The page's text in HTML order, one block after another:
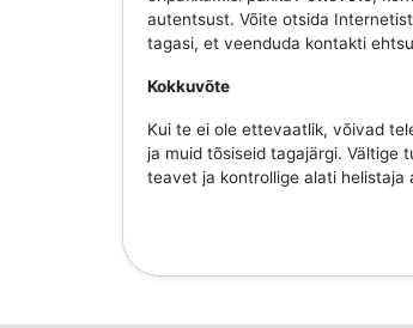
autentsust. Võite otsida
tagasi, et veenduda kontakti
Kokkuvõte
Kui te ei ole ettevaatlik, võivad
ja muid tõsiseid tagajärgi. Vältige
teavet ja kontrollige alati